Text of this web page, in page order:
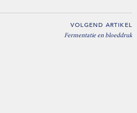
VOLGEND ARTIKEL
Fermentatie en bloeddruk